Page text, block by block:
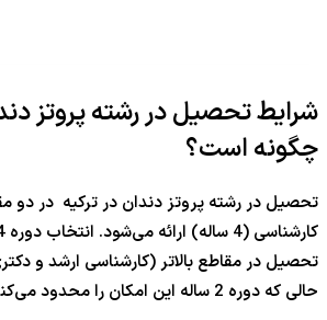
شرایط تحصیل در رشته پروتز
چگونه است؟
تحصیل در مقاطع بالاتر (کارشناسی ارشد و
حالی که دوره 2 ساله این امکان را محدود می‌کند.